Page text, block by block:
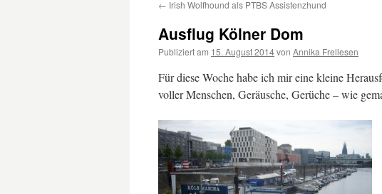
Inhalt
← Irish Wolfhound als PTBS Assistenzhund
Ausflug Kölner Dom
Publiziert am 15. August 2014von Annika Frellesen
Für diese Woche habe ich mir eine kleine
voller Menschen, Geräusche, Gerüche – wie